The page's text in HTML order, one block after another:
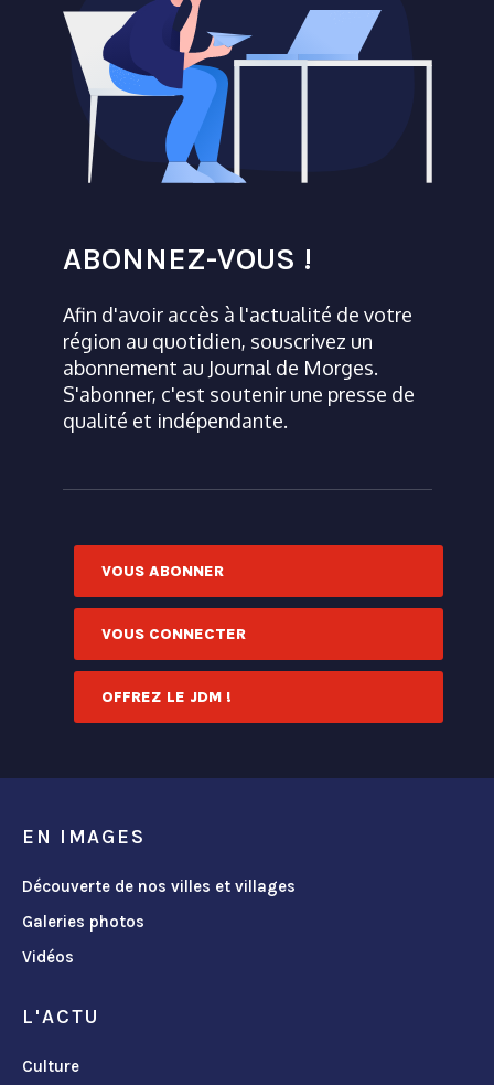
ABONNEZ-VOUS !
Afin d'avoir accès à l'actualité de votre
région au quotidien, souscrivez un
abonnement au Journal de Morges.
S'abonner, c'est soutenir une presse de
qualité et indépendante.
VOUS ABONNER
VOUS CONNECTER
OFFREZ LE JDM !
EN IMAGES
Découverte de nos villes et villages
Galeries photos
Vidéos
L'ACTU
Culture